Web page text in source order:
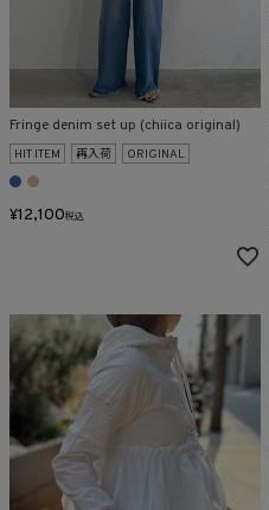
Fringe denim set up (chiica original)
HIT ITEM 再入荷 ORIGINAL
¥12,100税込